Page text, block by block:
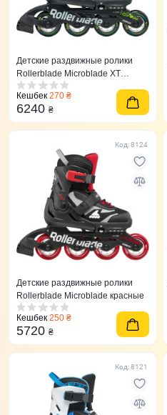
Детские раздвижные ролики
Rollerblade Microblade XT
темно-зеленые
Кешбек 270 ₴
6240 ₴
Код: 8124
Детские раздвижные ролики
Rollerblade Microblade красные
Кешбек 250 ₴
5720 ₴
Код: 8121